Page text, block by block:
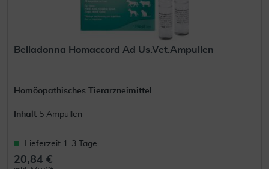
Belladonna Homaccord Ad Us.Vet.Ampullen
Homöopathisches Tierarzneimittel
Inhalt 5 Ampullen
Lieferzeit 1-3 Tage
20,84 €